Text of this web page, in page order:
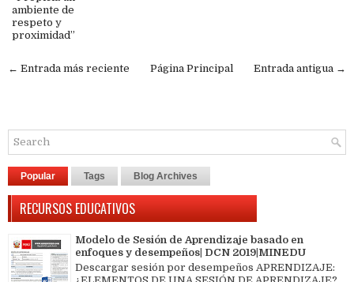
ambiente de
respeto y
proximidad”
← Entrada más reciente Entrada antigua →
Página Principal
Popular Tags Blog Archives
RECURSOS EDUCATIVOS
Modelo de Sesión de Aprendizaje basado en
enfoques y desempeños| DCN 2019|MINEDU
Descargar sesión por desempeños APRENDIZAJE: